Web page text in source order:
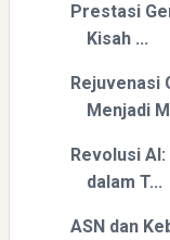
Prestasi
Kisah ...
Rejuvenasi
Menjadi
Revolusi
dalam T...
ASN dan